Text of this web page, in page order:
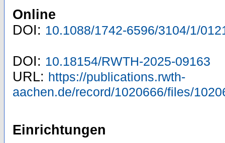
Online
DOI: 10.1088/1742-6596/3104/1/
DOI: 10.18154/RWTH-2025-09163
URL: https://publications.rwth-
aachen.de/record/1020666/files/
Einrichtungen